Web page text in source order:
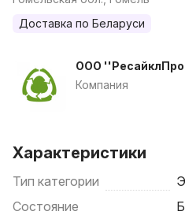
Доставка по Беларуси
ООО
Компания
Характеристики
Тип категории
Состояние